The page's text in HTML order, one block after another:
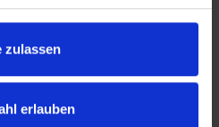
zulassen
erlauben